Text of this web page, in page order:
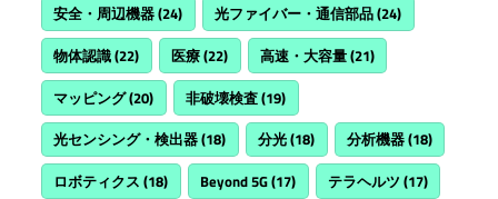
安全・周辺機器(24) 光ファイバー・通信部品(24)
物体認識(22) 医療(22) 高速・大容量(21)
マッピング(20) 非破壊検査(19)
光センシング・検出器(18) 分光(18) 分析機器(18)
ロボティクス (18) Beyond 5G(17) テラヘルツ (17)